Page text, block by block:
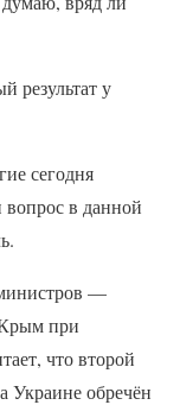
результат у
сегодня
в данной
министров —
при
что второй
Украине обречён